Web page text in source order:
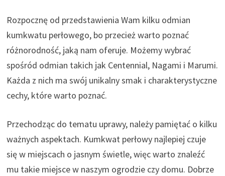
Rozpocznę od przedstawienia Wam kilku odmian
kumkwatu perłowego, bo przecież warto poznać
różnorodność, jaką nam oferuje. Możemy wybrać
spośród odmian takich jak Centennial, Nagami i Marumi.
Każda z nich ma swój unikalny smak i charakterystyczne
cechy, które warto poznać.
Przechodząc do tematu uprawy, należy pamiętać o kilku
ważnych aspektach. Kumkwat perłowy najlepiej czuje
się w miejscach o jasnym świetle, więc warto znaleźć
mu takie miejsce w naszym ogrodzie czy domu. Dobrze